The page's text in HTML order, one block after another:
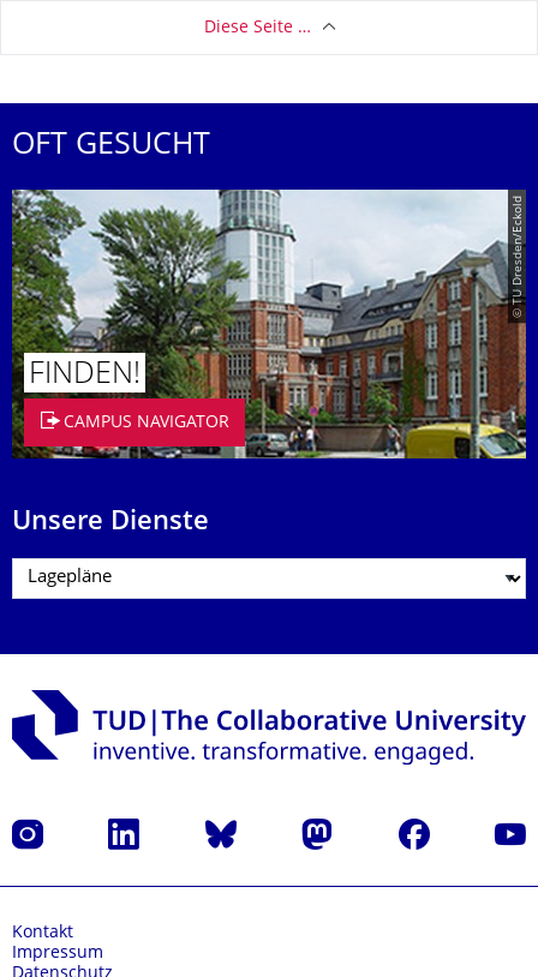
Diese Seite …
OFT GESUCHT
© TU Dresden/Eckold
FINDEN!
CAMPUS NAVIGATOR
Unsere Dienste
Instagram LinkedIn Bluesky Mastodon Facebook
Kontakt
Impressum